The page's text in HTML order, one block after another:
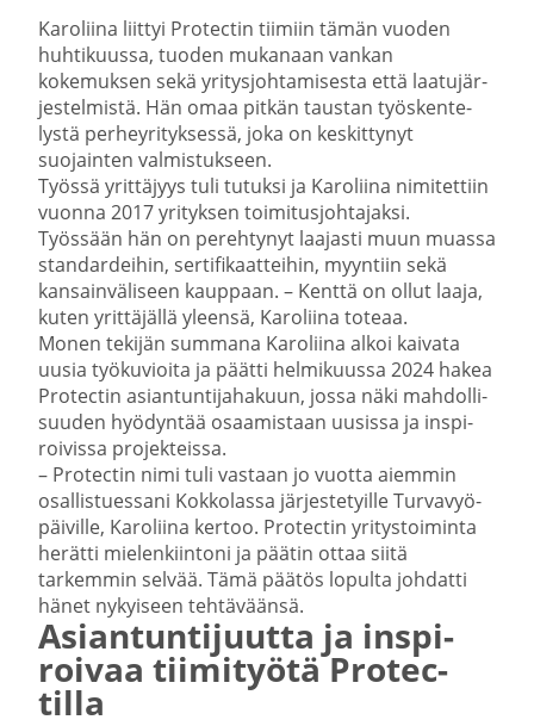
Karoliina liittyi Protectin tiimiin tämän vuoden
huhti­kuussa, tuoden mukanaan vankan
kokemuksen sekä yritys­joh­ta­mi­sesta että laatu­jär­
jes­tel­mistä. Hän omaa pitkän taustan työsken­te­
lystä perhey­ri­tyk­sessä, joka on keskit­tynyt
suojainten valmis­tukseen.
Työssä yrittäjyys tuli tutuksi ja Karoliina nimitettiin
vuonna 2017 yrityksen toimi­tus­joh­ta­jaksi.
Työssään hän on pereh­tynyt laajasti muun muassa
standar­deihin, serti­fi­kaat­teihin, myyntiin sekä
kansain­vä­liseen kauppaan. – Kenttä on ollut laaja,
kuten yrittä­jällä yleensä, Karoliina toteaa.
Monen tekijän summana Karoliina alkoi kaivata
uusia työku­vioita ja päätti helmi­kuussa 2024 hakea
Protectin asian­tun­ti­ja­hakuun, jossa näki mahdol­li­
suuden hyödyntää osaamistaan uusissa ja inspi­
roi­vissa projek­teissa.
– Protectin nimi tuli vastaan jo vuotta aiemmin
osallis­tuessani Kokko­lassa järjes­te­tyille Turva­vyö­
päi­ville, Karoliina kertoo. Protectin yritys­toi­minta
herätti mielen­kiintoni ja päätin ottaa siitä
tarkemmin selvää. Tämä päätös lopulta johdatti
hänet nykyiseen tehtä­väänsä.
Asian­tun­ti­juutta ja inspi­
roivaa tiimi­työtä Protec­
tilla